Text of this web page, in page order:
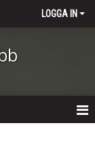
LOGGA IN